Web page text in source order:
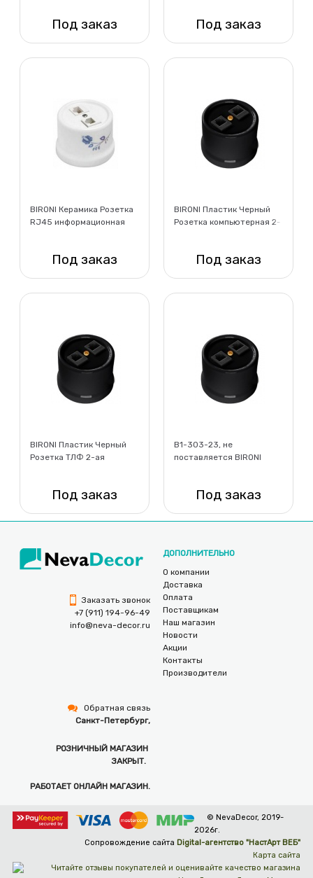
Под заказ
Нет в наличии
Под заказ
Нет в наличии
BIRONI Керамика Розетка
RJ45 информационная
Под заказ
Нет в наличии
BIRONI Пластик Черный
Розетка компьютерная 2-
Под заказ
Нет в наличии
BIRONI Пластик Черный
Розетка ТЛФ 2-ая
Под заказ
Нет в наличии
B1-303-23, не
поставляется BIRONI
+ ТЛФ 1-ая (RJ11)
Под заказ
Нет в наличии
Заказать звонок
+7 (911) 194-96-49
info@neva-decor.ru
Обратная связь
Санкт-Петербург,
РОЗНИЧНЫЙ МАГАЗИН
ЗАКРЫТ.
РАБОТАЕТ ОНЛАЙН МАГАЗИН.
ДОПОЛНИТЕЛЬНО
О компании
Доставка
Оплата
Поставщикам
Наш магазин
Новости
Акции
Контакты
Производители
© NevaDecor, 2019-
2026г.
Сопровождение сайта Digital-агентство "НастАрт ВЕБ"
Карта сайта